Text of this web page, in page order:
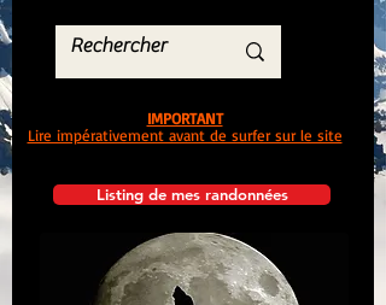
Listing de mes randonnées
IMPORTANT
Lire impérativement avant de surfer sur le site